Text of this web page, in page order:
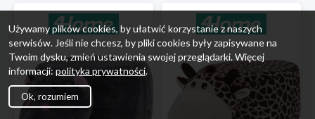
Używamy plików cookies, by ułatwić korzystanie z naszych
serwisów. Jeśli nie chcesz, by pliki cookies były zapisywane na
Twoim dysku, zmień ustawienia swojej przeglądarki. Więcej
informacji: polityka prywatności.
Ok, rozumiem